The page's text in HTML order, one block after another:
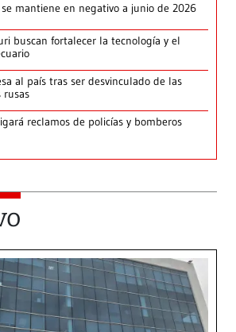
mantiene en negativo a junio de 2026
buscan fortalecer la tecnología y el
al país tras ser desvinculado de las
rusas
reclamos de policías y bomberos